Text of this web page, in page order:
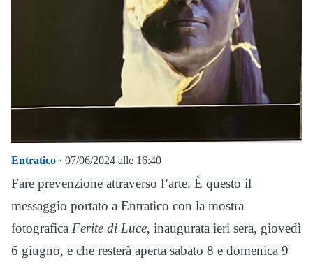
Entratico · 07/06/2024 alle 16:40
Fare prevenzione attraverso l’arte. È questo il
messaggio portato a Entratico con la mostra
fotografica Ferite di Luce, inaugurata ieri sera, giovedì
6 giugno, e che resterà aperta sabato 8 e domenica 9